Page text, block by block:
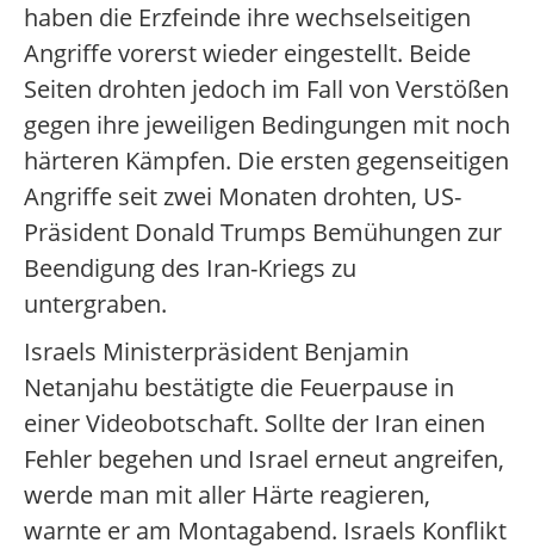
haben die Erzfeinde ihre wechselseitigen
Angriffe vorerst wieder eingestellt. Beide
Seiten drohten jedoch im Fall von Verstößen
gegen ihre jeweiligen Bedingungen mit noch
härteren Kämpfen. Die ersten gegenseitigen
Angriffe seit zwei Monaten drohten, US-
Präsident Donald Trumps Bemühungen zur
Beendigung des Iran-Kriegs zu
untergraben.
Israels Ministerpräsident Benjamin
Netanjahu bestätigte die Feuerpause in
einer Videobotschaft. Sollte der Iran einen
Fehler begehen und Israel erneut angreifen,
werde man mit aller Härte reagieren,
warnte er am Montagabend. Israels Konflikt